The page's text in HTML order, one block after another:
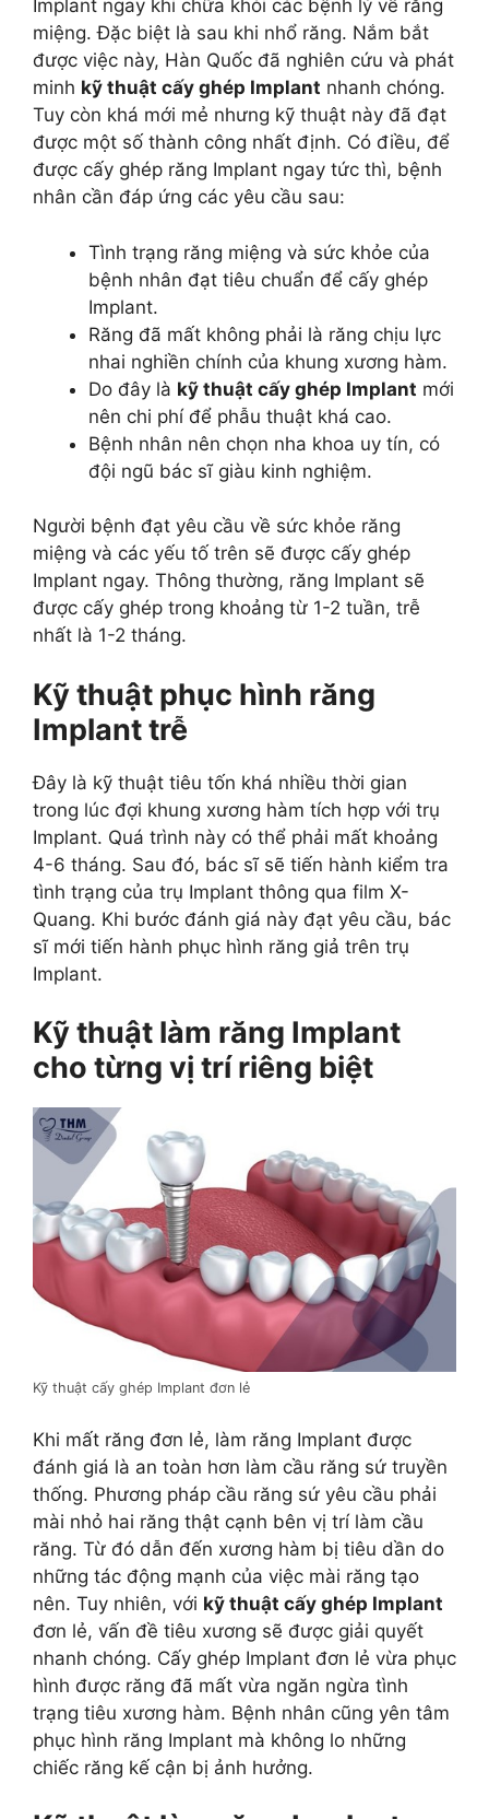
Implant ngay khi chữa khỏi các bệnh lý về răng
miệng. Đặc biệt là sau khi nhổ răng. Nắm bắt
được việc này, Hàn Quốc đã nghiên cứu và phát
minh kỹ thuật cấy ghép Implant nhanh chóng.
Tuy còn khá mới mẻ nhưng kỹ thuật này đã đạt
được một số thành công nhất định. Có điều, để
được cấy ghép răng Implant ngay tức thì, bệnh
nhân cần đáp ứng các yêu cầu sau:
Tình trạng răng miệng và sức khỏe của
bệnh nhân đạt tiêu chuẩn để cấy ghép
Implant.
Răng đã mất không phải là răng chịu lực
nhai nghiền chính của khung xương hàm.
Do đây là kỹ thuật cấy ghép Implant mới
nên chi phí để phẫu thuật khá cao.
Bệnh nhân nên chọn nha khoa uy tín, có
đội ngũ bác sĩ giàu kinh nghiệm.
Người bệnh đạt yêu cầu về sức khỏe răng
miệng và các yếu tố trên sẽ được cấy ghép
Implant ngay. Thông thường, răng Implant sẽ
được cấy ghép trong khoảng từ 1-2 tuần, trễ
nhất là 1-2 tháng.
Kỹ thuật phục hình răng
Implant trễ
Đây là kỹ thuật tiêu tốn khá nhiều thời gian
trong lúc đợi khung xương hàm tích hợp với trụ
Implant. Quá trình này có thể phải mất khoảng
4-6 tháng. Sau đó, bác sĩ sẽ tiến hành kiểm tra
tình trạng của trụ Implant thông qua film X-
Quang. Khi bước đánh giá này đạt yêu cầu, bác
sĩ mới tiến hành phục hình răng giả trên trụ
Implant.
Kỹ thuật làm răng Implant
cho từng vị trí riêng biệt
Kỹ thuật cấy ghép Implant đơn lẻ
Khi mất răng đơn lẻ, làm răng Implant được
đánh giá là an toàn hơn làm cầu răng sứ truyền
thống. Phương pháp cầu răng sứ yêu cầu phải
mài nhỏ hai răng thật cạnh bên vị trí làm cầu
răng. Từ đó dẫn đến xương hàm bị tiêu dần do
những tác động mạnh của việc mài răng tạo
nên. Tuy nhiên, với kỹ thuật cấy ghép Implant
đơn lẻ, vấn đề tiêu xương sẽ được giải quyết
nhanh chóng. Cấy ghép Implant đơn lẻ vừa phục
hình được răng đã mất vừa ngăn ngừa tình
trạng tiêu xương hàm. Bệnh nhân cũng yên tâm
phục hình răng Implant mà không lo những
chiếc răng kế cận bị ảnh hưởng.